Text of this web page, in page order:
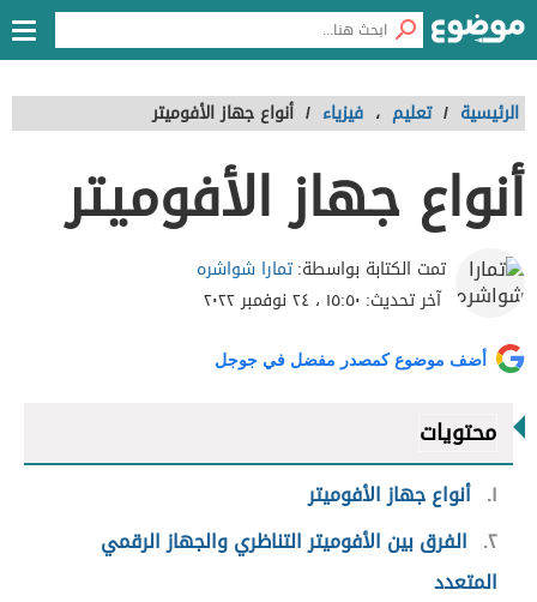
الرئيسية / تعليم ، فيزياء / أنواع جهاز الأفوميتر
أنواع جهاز الأفوميتر
تمت الكتابة بواسطة:تمارا شواشره
آخر تحديث: ١٥:٥٠ ، ٢٤ نوفمبر ٢٠٢٢
أضف موضوع كمصدر مفضل في جوجل
محتويات
١ أنواع جهاز الأفوميتر
٢ الفرق بين الأفوميتر التناظري والجهاز الرقمي
المتعدد